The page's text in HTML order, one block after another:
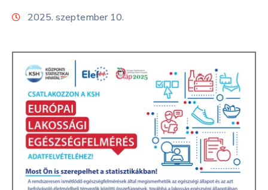
Polgármesteri
Közérdekű
Turizmus
Fejlesztések
Média
Kultúra
2025. szeptember 10.